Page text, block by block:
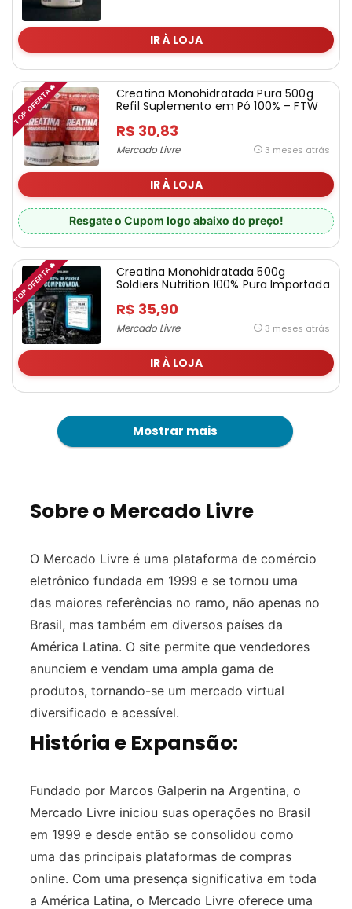
IR À LOJA
TOP OFERTA🔥
Creatina Monohidratada Pura 500g
Refil Suplemento em Pó 100% – FTW
R$ 30,83
Mercado Livre 3 meses atrás
IR À LOJA
Resgate o Cupom logo abaixo do preço!
TOP OFERTA🔥
Creatina Monohidratada 500g
Soldiers Nutrition 100% Pura Importada
R$ 35,90
Mercado Livre 3 meses atrás
IR À LOJA
Mostrar mais
Sobre o Mercado Livre
O Mercado Livre é uma plataforma de comércio
eletrônico fundada em 1999 e se tornou uma
das maiores referências no ramo, não apenas no
Brasil, mas também em diversos países da
América Latina. O site permite que vendedores
anunciem e vendam uma ampla gama de
produtos, tornando-se um mercado virtual
diversificado e acessível.
História e Expansão:
Fundado por Marcos Galperin na Argentina, o
Mercado Livre iniciou suas operações no Brasil
em 1999 e desde então se consolidou como
uma das principais plataformas de compras
online. Com uma presença significativa em toda
a América Latina, o Mercado Livre oferece uma